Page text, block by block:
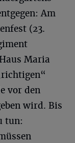
Am
(23.
Maria
vor den
wird. Bis
tun: